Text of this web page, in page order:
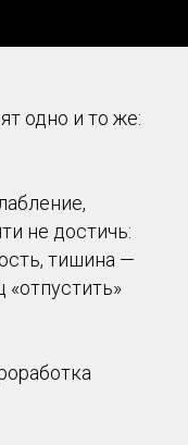
одно и то же:
не достичь:
тишина —
«отпустить»